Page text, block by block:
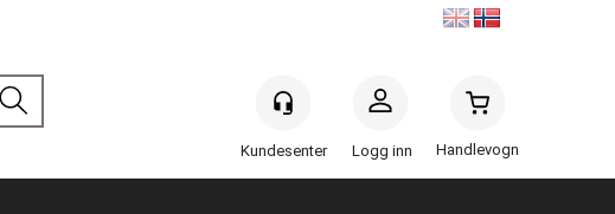
Logg inn Handlevogn